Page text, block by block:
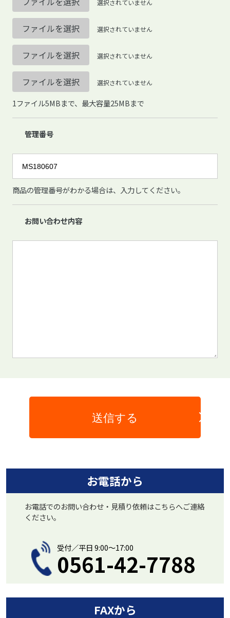
選択されていません
ファイルを選択 選択されていません
ファイルを選択 選択されていません
ファイルを選択 選択されていません
1ファイル5MBまで、最大容量25MBまで
管理番号
商品の管理番号がわかる場合は、入力してください。
お問い合わせ内容
お電話から
お電話でのお問い合わせ・見積り依頼はこちらへご連絡
ください。
受付／平日 9:00〜17:00
0561-42-7788
FAXから